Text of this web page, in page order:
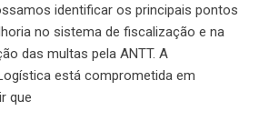
identificar os principais pontos
no sistema de fiscalização e na
das multas pela ANTT. A
está comprometida em
que